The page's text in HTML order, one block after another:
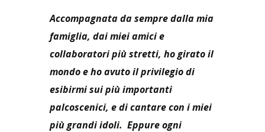
Accompagnata da sempre dalla mia
famiglia, dai miei amici e
collaboratori più stretti, ho girato il
mondo e ho avuto il privilegio di
esibirmi sui più importanti
palcoscenici, e di cantare con i miei
più grandi idoli. Eppure ogni